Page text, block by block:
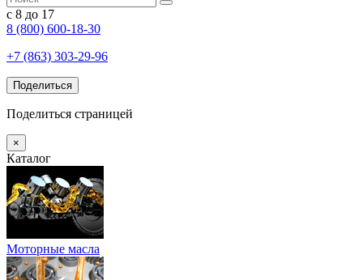
с 8 до 17
8 (800) 600-18-30
+7 (863) 303-29-96
Поделиться
Поделиться страницей
×
Каталог
Моторные масла